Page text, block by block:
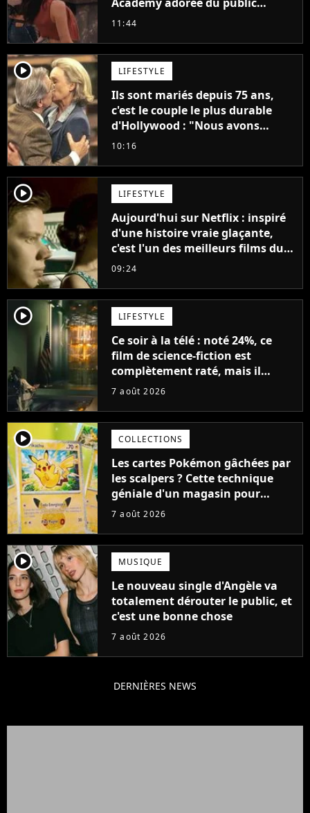
annonce son premier album,
11:44
player2 LIFESTYLE
Ils sont mariés depuis 75 ans,
c'est le couple le plus durable
d'Hollywood : "Nous avons
avancé jour après jour, et les
décennies"
10:16
player2 LIFESTYLE
Aujourd'hui sur Netflix : inspiré
d'une histoire vraie glaçante,
c'est l'un des meilleurs films du
21ème siècle
09:24
player2 LIFESTYLE
Ce soir à la télé : noté 24%, ce
film de science-fiction est
complètement raté, mais il
aurait pu être encore pire à
7 août 2026
player2 COLLECTIONS
Les cartes Pokémon gâchées par
les scalpers ? Cette technique
géniale d'un magasin pour
ruiner les revendeurs
7 août 2026
player2 MUSIQUE
Le nouveau single d'Angèle va
totalement dérouter le public, et
c'est une bonne chose
7 août 2026
DERNIÈRES NEWS